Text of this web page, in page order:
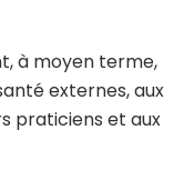
à moyen terme,
externes, aux
praticiens et aux